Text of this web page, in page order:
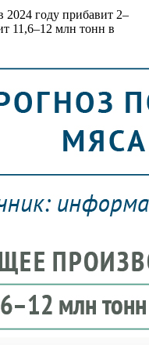
году прибавит 2–
11,6–12 млн тонн в